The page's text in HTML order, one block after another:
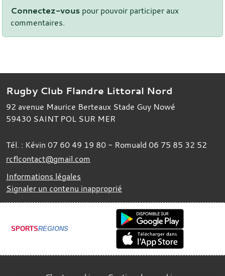
Connectez-vous pour pouvoir participer aux
commentaires.
Rugby Club Flandre Littoral Nord
92 avenue Maurice Berteaux Stade Guy Nowé
59430 SAINT POL SUR MER
Tél. : Kévin 07 60 49 19 80 - Romuald 06 75 85 32 52
rcflcontact@gmail.com
Informations légales
Signaler un contenu inapproprié
SPORTSREGIONS